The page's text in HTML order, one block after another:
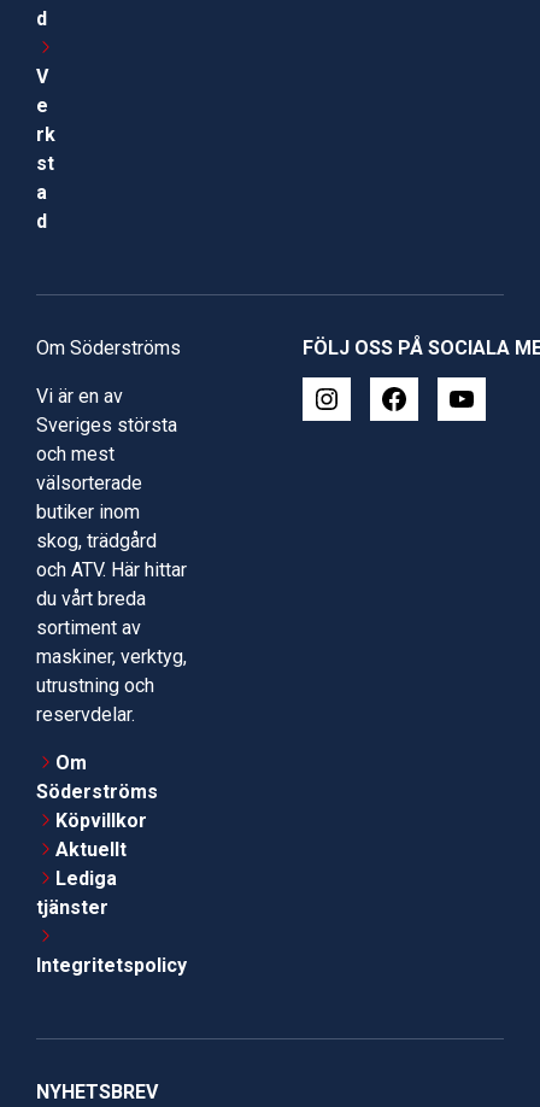
d
V
e
rk
st
a
d
Om Söderströms
Vi är en av
Sveriges största
och mest
välsorterade
butiker inom
skog, trädgård
och ATV. Här hittar
du vårt breda
sortiment av
maskiner, verktyg,
utrustning och
reservdelar.
Om
Söderströms
Köpvillkor
Aktuellt
Lediga
tjänster
Integritetspolicy
FÖLJ OSS PÅ SOCIALA
NYHETSBREV